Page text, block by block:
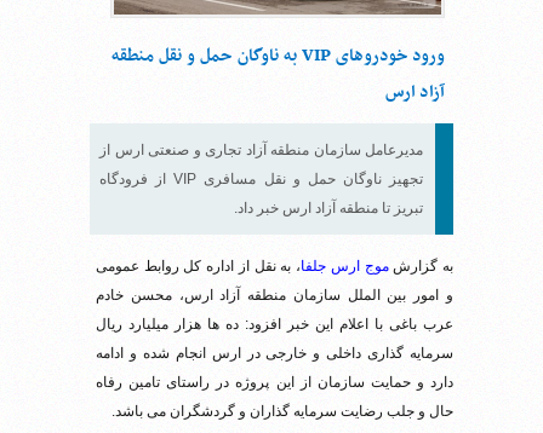
ورود خودروهای VIP به ناوگان حمل و نقل منطقه
آزاد ارس
مدیرعامل سازمان منطقه آزاد تجاری و صنعتی ارس از
تجهیز ناوگان حمل و نقل مسافری VIP از فرودگاه
تبریز تا منطقه آزاد ارس خبر داد.
به گزارشموج ارس جلفا، به نقل از اداره کل روابط عمومی
و امور بین الملل سازمان منطقه آزاد ارس، محسن خادم
عرب باغی با اعلام این خبر افزود: ده ها هزار میلیارد ریال
سرمایه گذاری داخلی و خارجی در ارس انجام شده و ادامه
دارد و حمایت سازمان از این پروژه در راستای تامین رفاه
حال و جلب رضایت سرمایه گذاران و گردشگران می باشد.